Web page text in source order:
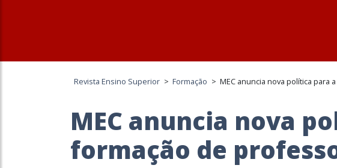
Revista Ensino Superior > Formação > MEC anuncia nova política para
MEC anuncia nova
formação de